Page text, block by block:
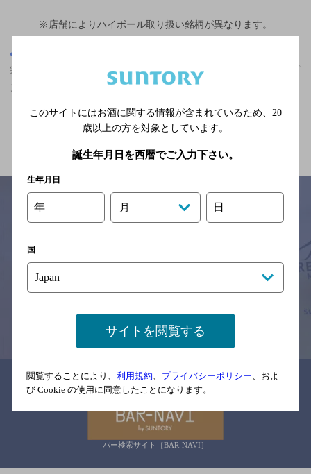
※店舗によりハイボール取り扱い銘柄が異なります。
宗道駅(茨城県)周辺500m,洋食,マスターズドリームが飲める,オープ
ンエアなフンイキ,3,000円以上～5,000円未満,個室ありのお店
関連ページ
※それぞれのお店のメニューや営業時間などの掲載情報については、
念のためお店にご確認の上ご来店くださいますようお願い申し上げま
す。
関連リンク
バー検索サイト［BAR-NAVI］
このサイトにはお酒に関する情報が含まれているため、 20
歳以上の方を対象としています。
誕生年月日を西暦でご入力下さい。
生年月日
年 月 日
国
サイトを閲覧する
閲覧することにより、 利用規約 プライバシーポリシー 、およ
び Cookie の使用に同意したことになります。